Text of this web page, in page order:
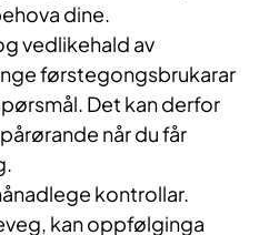
dine.
vedlikehald av
førstegongsbrukarar
Det kan derfor
når du får
kontrollar.
kan oppfølginga